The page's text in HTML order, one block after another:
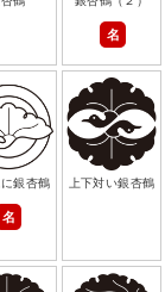
名
銀杏鶴
名
上下対い銀杏鶴